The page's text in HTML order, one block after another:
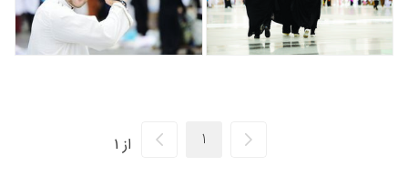
از 1